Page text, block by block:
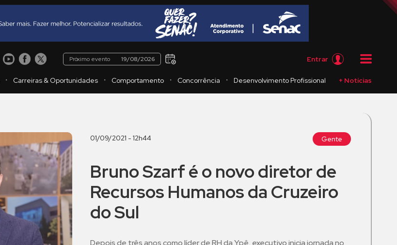
Próximo evento 19/08/2026 Entrar
・ Carreiras & Oportunidades ・ Comportamento ・ Concorrência ・ Desenvolvimento Profissional + Notícias
01/09/2021 - 12h44 Gente
Bruno Szarf é o novo diretor de
Recursos Humanos da Cruzeiro
do Sul
Depois de três anos como líder de RH da Ypê, executivo inicia jornada no